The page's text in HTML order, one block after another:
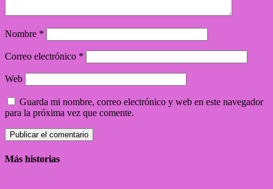
Nombre *
Correo electrónico *
Web
Guarda mi nombre, correo electrónico y web en este navegador
para la próxima vez que comente.
Más historias